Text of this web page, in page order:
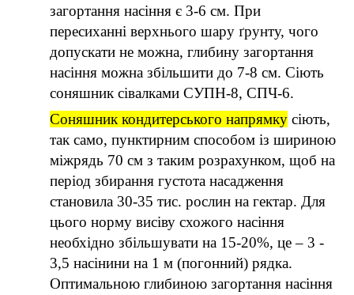
загортання насіння є 3-6 см. При
пересиханні верхнього шару ґрунту, чого
допускати не можна, глибину загортання
насіння можна збільшити до 7-8 см.Сіють
соняшник сівалками СУПН-8, СПЧ-6.
Соняшник кондитерського напрямку сіють,
так само, пунктирним способом із шириною
міжрядь 70 см з таким розрахунком, щоб на
період збирання густота насадження
становила 30-35 тис. рослин на гектар. Для
цього норму висіву схожого насіння
необхідно збільшувати на 15-20%, це – 3 -
3,5 насінини на 1 м (погонний) рядка.
Оптимальною глибиною загортання насіння